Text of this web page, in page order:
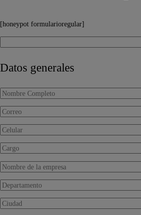
[honeypot formularioregular]
Datos generales